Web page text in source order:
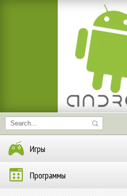
Игры
Программы